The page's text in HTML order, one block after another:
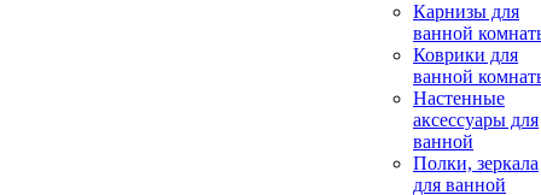
Карнизы для
ванной
Коврики для
ванной
Настенные
аксессуары для
ванной
Полки, зеркала
для ванной